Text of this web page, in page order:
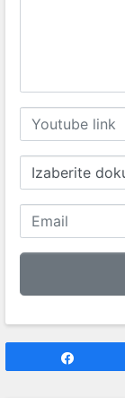
Izaberite